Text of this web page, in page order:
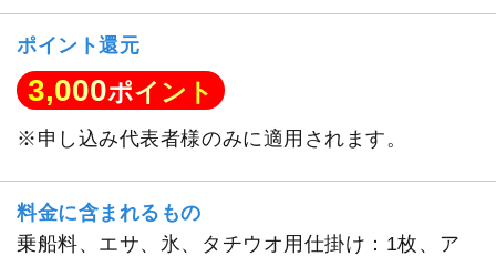
ポイント還元
3,000ポイント
※申し込み代表者様のみに適用されます。
料金に含まれるもの
乗船料、エサ、氷、タチウオ用仕掛け：1枚、ア